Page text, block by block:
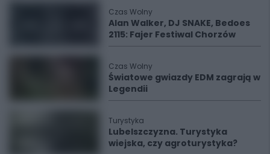
Czas Wolny
Alan Walker, DJ SNAKE, Bedoes
2115: Fajer Festiwal Chorzów
Czas Wolny
Światowe gwiazdy EDM zagrają w
Legendii
Turystyka
Lubelszczyzna. Turystyka
wiejska, czy agroturystyka?